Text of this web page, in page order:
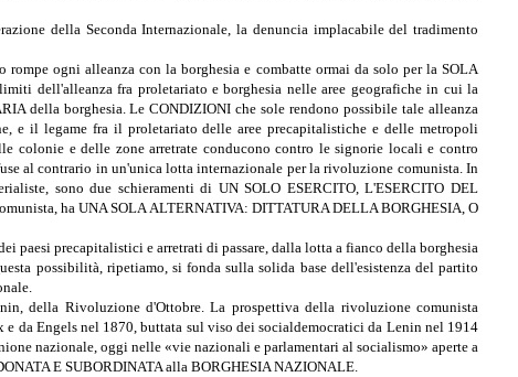
della Seconda Internazionale, la denuncia implacabile del tradimento
ogni alleanza con la borghesia e combatte ormai da solo per la SOLA
dell'alleanza fra proletariato e borghesia nelle aree geografiche in cui la
della borghesia. Le CONDIZIONI che sole rendono possibile tale alleanza
e il legame fra il proletariato delle aree precapitalistiche e delle metropoli
colonie e delle zone arretrate conducono contro le signorie locali e contro
al contrario in un'unica lotta internazionale per la rivoluzione comunista. In
sono due schieramenti di UN SOLO ESERCITO, L'ESERCITO DEL
ha UNA SOLA ALTERNATIVA: DITTATURA DELLA BORGHESIA, O
paesi precapitalistici e arretrati di passare, dalla lotta a fianco della borghesia
possibilità, ripetiamo, si fonda sulla solida base dell'esistenza del partito
della Rivoluzione d'Ottobre. La prospettiva della rivoluzione comunista
da Engels nel 1870, buttata sul viso dei socialdemocratici da Lenin nel 1914
nazionale, oggi nelle «vie nazionali e parlamentari al socialismo» aperte a
E SUBORDINATA alla BORGHESIA NAZIONALE.